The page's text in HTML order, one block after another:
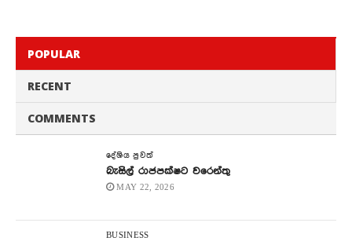
POPULAR
RECENT
COMMENTS
දේශිය පුවත්
බැසිල් රාජපක්ෂට වරෙන්තු
MAY 22, 2026
BUSINESS